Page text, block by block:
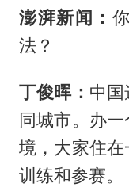
澎湃新闻：
法？
丁俊晖： 中
同城市。办
境，大家住
训练和参赛。